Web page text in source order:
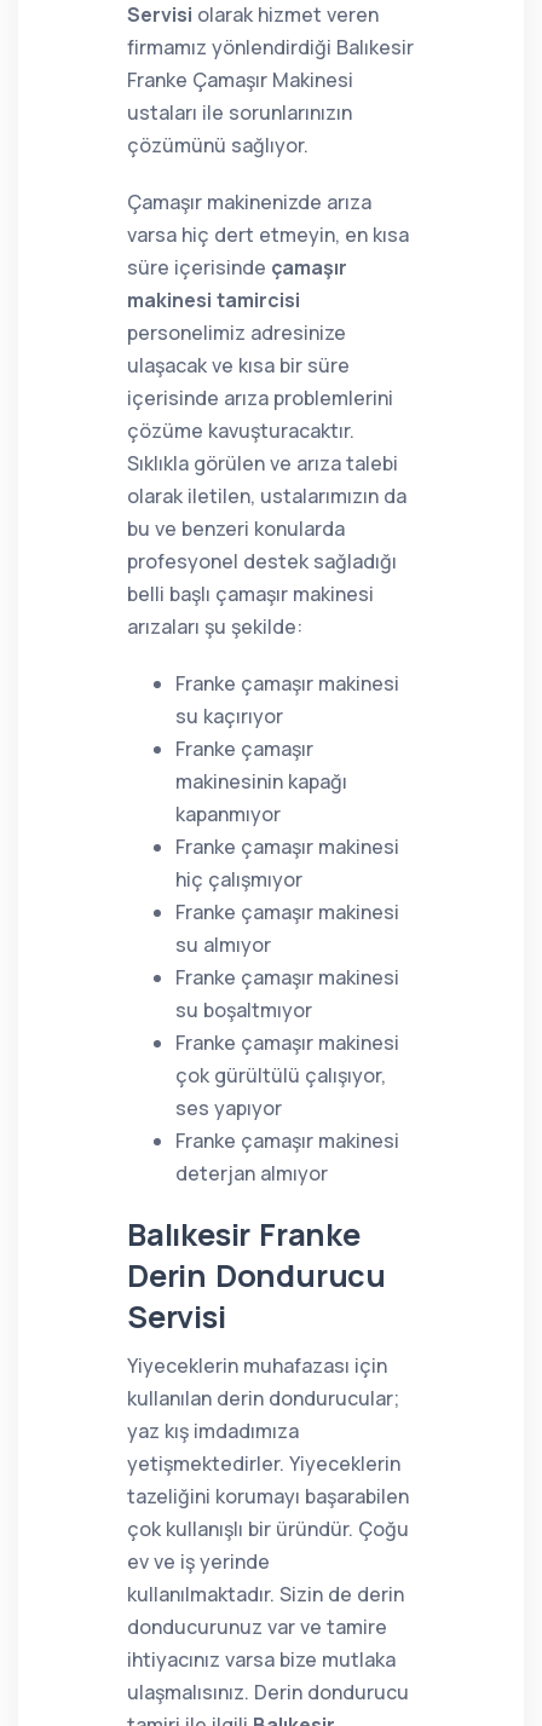
Servisi olarak hizmet veren
firmamız yönlendirdiği Balıkesir
Franke Çamaşır Makinesi
ustaları ile sorunlarınızın
çözümünü sağlıyor.
Çamaşır makinenizde arıza
varsa hiç dert etmeyin, en kısa
süre içerisinde çamaşır
makinesi tamircisi
personelimiz adresinize
ulaşacak ve kısa bir süre
içerisinde arıza problemlerini
çözüme kavuşturacaktır.
Sıklıkla görülen ve arıza talebi
olarak iletilen, ustalarımızın da
bu ve benzeri konularda
profesyonel destek sağladığı
belli başlı çamaşır makinesi
arızaları şu şekilde:
Franke çamaşır makinesi
su kaçırıyor
Franke çamaşır
makinesinin kapağı
kapanmıyor
Franke çamaşır makinesi
hiç çalışmıyor
Franke çamaşır makinesi
su almıyor
Franke çamaşır makinesi
su boşaltmıyor
Franke çamaşır makinesi
çok gürültülü çalışıyor,
ses yapıyor
Franke çamaşır makinesi
deterjan almıyor
Balıkesir Franke
Derin Dondurucu
Servisi
Yiyeceklerin muhafazası için
kullanılan derin dondurucular;
yaz kış imdadımıza
yetişmektedirler. Yiyeceklerin
tazeliğini korumayı başarabilen
çok kullanışlı bir üründür. Çoğu
ev ve iş yerinde
kullanılmaktadır. Sizin de derin
donducurunuz var ve tamire
ihtiyacınız varsa bize mutlaka
ulaşmalısınız. Derin dondurucu